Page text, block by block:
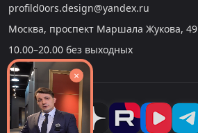
profild0ors.design@yandex.ru
Москва, проспект Маршала Жукова, 49
10.00–20.00 без выходных
×